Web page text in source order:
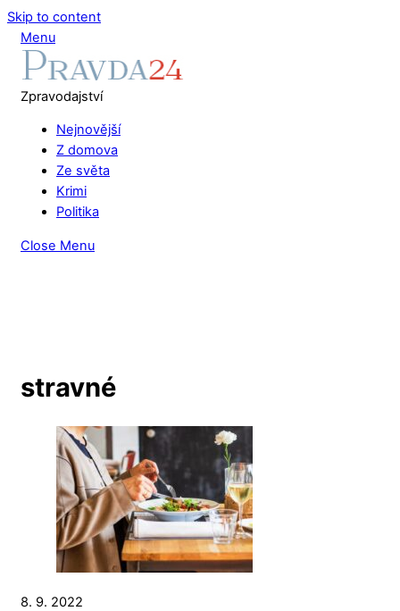
Skip to content
Menu
Zpravodajství
Nejnovější
Z domova
Ze světa
Krimi
Politika
Close Menu
stravné
8. 9. 2022